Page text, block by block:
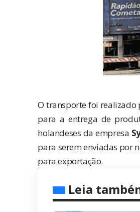
O transporte foi realizado
para a entrega de
holandeses da empresa
para serem enviadas por
para exportação.
Leia